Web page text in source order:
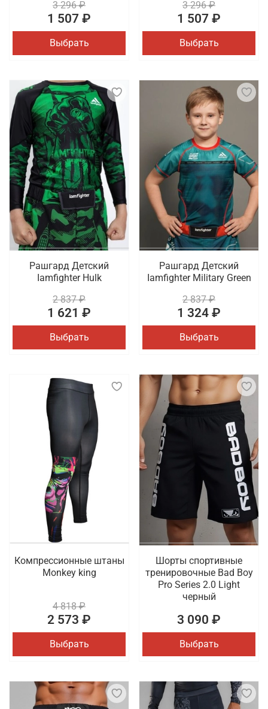
3 296 ₽
1 507 ₽
Выбрать
3 296 ₽
1 507 ₽
Выбрать
Рашгард Детский
Iamfighter Hulk
2 837 ₽
1 621 ₽
Выбрать
Рашгард Детский
Iamfighter Military Green
2 837 ₽
1 324 ₽
Выбрать
Компрессионные штаны
Monkey king
4 818 ₽
2 573 ₽
Выбрать
Шорты спортивные
тренировочные Bad Boy
Pro Series 2.0 Light
черный
3 090 ₽
Выбрать